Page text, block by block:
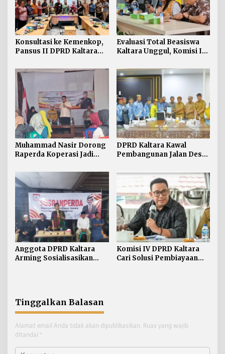
Konsultasi ke Kemenkop,
Pansus II DPRD Kaltara
Evaluasi Total Beasiswa
Kaltara Unggul, Komisi IV
Umum Dibuka untuk
Semua Kampus
Muhammad Nasir Dorong
Raperda Koperasi Jadi
UMKM di Kaltara
DPRD Kaltara Kawal
Pembangunan Jalan Desa
Wilayah Perbatasan
Anggota DPRD Kaltara
Arming Sosialisasikan
Komisi IV DPRD Kaltara
Cari Solusi Pembiayaan
Tinggalkan Balasan
Alamat email Anda tidak akan dipublikasikan. Ruas yang wajib
ditandai *